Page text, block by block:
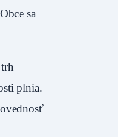
sa
plnia.